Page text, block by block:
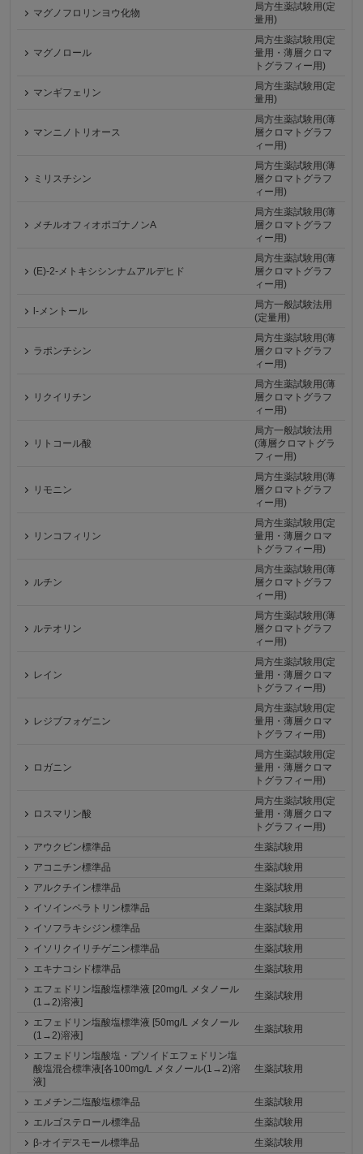
マグノフロリンヨウ化物
局方生薬試験用(定
量用)
マグノロール
局方生薬試験用(定
量用・薄層クロマ
トグラフィー用)
マンギフェリン
局方生薬試験用(定
量用)
マンニノトリオース
局方生薬試験用(薄
層クロマトグラフ
ィー用)
ミリスチシン
局方生薬試験用(薄
層クロマトグラフ
ィー用)
メチルオフィオポゴナノンA
局方生薬試験用(薄
層クロマトグラフ
ィー用)
(E)-2-メトキシシンナムアルデヒド
局方生薬試験用(薄
層クロマトグラフ
ィー用)
l-メントール
局方一般試験法用
(定量用)
ラポンチシン
局方生薬試験用(薄
層クロマトグラフ
ィー用)
リクイリチン
局方生薬試験用(薄
層クロマトグラフ
ィー用)
リトコール酸
局方一般試験法用
(薄層クロマトグラ
フィー用)
リモニン
局方生薬試験用(薄
層クロマトグラフ
ィー用)
リンコフィリン
局方生薬試験用(定
量用・薄層クロマ
トグラフィー用)
ルチン
局方生薬試験用(薄
層クロマトグラフ
ィー用)
ルテオリン
局方生薬試験用(薄
層クロマトグラフ
ィー用)
レイン
局方生薬試験用(定
量用・薄層クロマ
トグラフィー用)
レジブフォゲニン
局方生薬試験用(定
量用・薄層クロマ
トグラフィー用)
ロガニン
局方生薬試験用(定
量用・薄層クロマ
トグラフィー用)
ロスマリン酸
局方生薬試験用(定
量用・薄層クロマ
トグラフィー用)
アウクビン標準品
生薬試験用
アコニチン標準品
生薬試験用
アルクチイン標準品
生薬試験用
イソインペラトリン標準品
生薬試験用
イソフラキシジン標準品
生薬試験用
イソリクイリチゲニン標準品
生薬試験用
エキナコシド標準品
生薬試験用
エフェドリン塩酸塩標準液 [20mg/L メタノール
(1→2)溶液]
生薬試験用
エフェドリン塩酸塩標準液 [50mg/L メタノール
(1→2)溶液]
生薬試験用
エフェドリン塩酸塩・プソイドエフェドリン塩
酸塩混合標準液[各100mg/L メタノール(1→2)溶
液]
生薬試験用
エメチン二塩酸塩標準品
生薬試験用
エルゴステロール標準品
生薬試験用
β-オイデスモール標準品
生薬試験用